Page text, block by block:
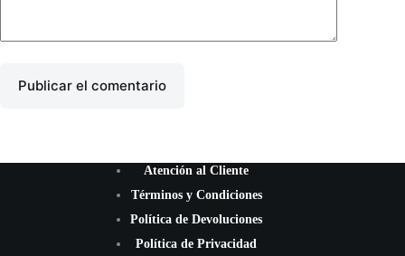
Publicar el comentario
Atención al Cliente
Términos y Condiciones
Política de Devoluciones
Política de Privacidad